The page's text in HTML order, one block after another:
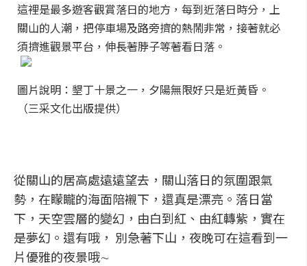
這裡是最多遊客觀賞落日的地方，每到近落日時分，上
關山的人潮，把停車場及路旁擠的熱鬧非常，接著就必
須擠進觀景平台，伸長著脖子等著看日落。
圖片說明：墾丁十景之一，夕陽無限好只是近黃昏。
（三采文化出版提供）
從關山的居高處遠遠望去，關山落日的氛圍跟氣
勢，在矇矓的海面陪襯下，還真是漂亮。落日當
下，天空雲層的變幻，由白到紅、由紅轉紫，實在
是夢幻。還有哦， 別急著下山，夜晚可在這看到一
片優雅的夜景哦∼